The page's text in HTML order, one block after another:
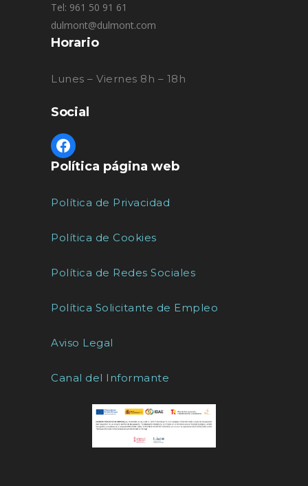
Tel: 961 50 91 61
dulmont@dulmont.com
Horario
Lunes – Viernes 8h – 18h
Social
Política página web
Política de Privacidad
Política de Cookies
Política de Redes Sociales
Política Solicitante de Empleo
Aviso Legal
Canal del Informante